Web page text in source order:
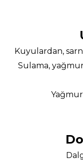
Kuyulardan,
Sulama,